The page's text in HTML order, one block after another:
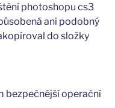
photoshopu cs3
ani podobný
do složky
bezpečnější operační